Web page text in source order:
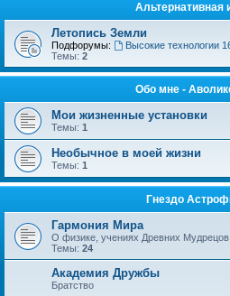
Альтернативная
Летопись Земли
Подфорумы: Высокие технологии
Темы: 2
Обо мне -
Мои жизненные установки
Темы: 1
Необычное в моей жизни
Темы: 1
Гнездо
Гармония Мира
О физике, учениях Древних
Темы: 24
Академия Дружбы
Братство